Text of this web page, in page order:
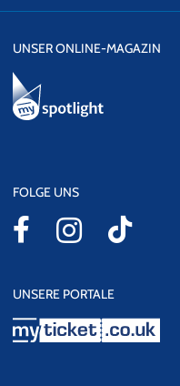
UNSER ONLINE-MAGAZIN
FOLGE UNS
UNSERE PORTALE